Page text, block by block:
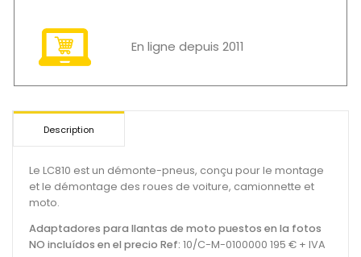
En ligne depuis 2011
Description
Le LC810 est un démonte-pneus, conçu pour le montage
et le démontage des roues de voiture, camionnette et
moto.
Adaptadores para llantas de moto puestos en la fotos
NO incluídos en el precio Ref: 10/C-M-0100000 195 € + IVA